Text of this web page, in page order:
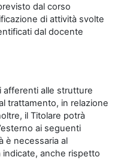
dal corso
di attività svolte
dal docente
afferenti alle strutture
trattamento, in relazione
il Titolare potrà
ai seguenti
è necessaria al
anche rispetto